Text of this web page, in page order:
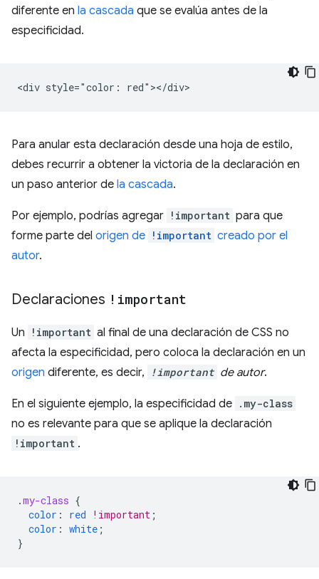
diferente en la cascada que se evalúa antes de la
especificidad.
Para anular esta declaración desde una hoja de estilo,
debes recurrir a obtener la victoria de la declaración en
un paso anterior de la cascada.
Por ejemplo, podrías agregar !important para que
forme parte del origen de !important creado por el
autor.
Declaraciones !important
Un !important al final de una declaración de CSS no
afecta la especificidad, pero coloca la declaración en un
origen diferente, es decir, !important de autor.
En el siguiente ejemplo, la especificidad de .my-class
no es relevante para que se aplique la declaración
!important .
.my-class {
color : red !important ;
color : white ;
}